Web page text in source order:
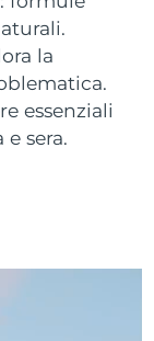
la
essenziali
sera.